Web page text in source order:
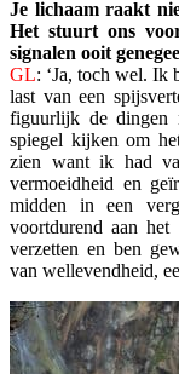
Je lichaam raakt
Het stuurt ons
signalen ooit
GL: ‘Ja, toch wel. Ik
last van een
figuurlijk de dingen
spiegel kijken om
zien want ik had
vermoeidheid en
midden in een
voortdurend aan
verzetten en ben
van wellevendheid,